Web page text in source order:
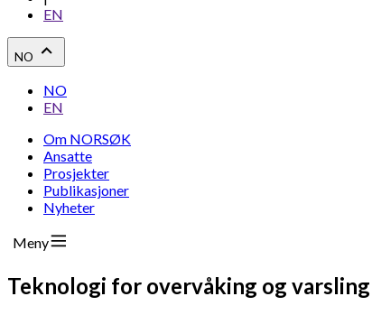
EN
NO
NO
EN
Om NORSØK
Ansatte
Prosjekter
Publikasjoner
Nyheter
Meny
Teknologi for overvåking og